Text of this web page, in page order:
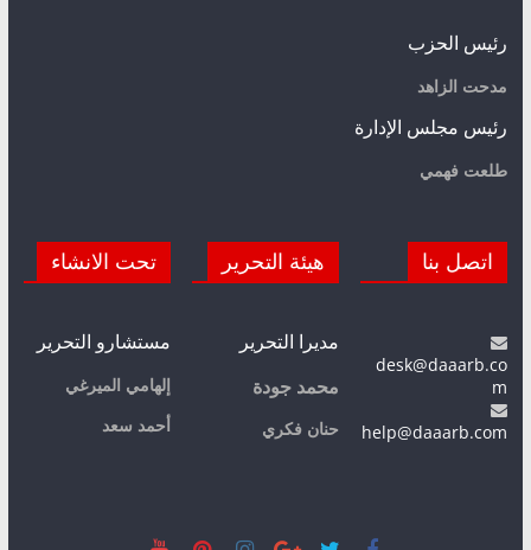
رئيس الحزب
مدحت الزاهد
رئيس مجلس الإدارة
طلعت فهمي
اتصل بنا
desk@daaarb.co
m
help@daaarb.com
هيئة التحرير
مديرا التحرير
محمد جودة
حنان فكري
تحت الانشاء
مستشارو التحرير
إلهامي الميرغي
أحمد سعد